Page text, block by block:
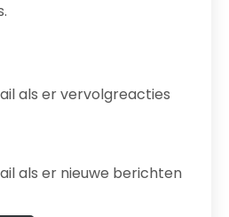
als er vervolgreacties
als er nieuwe berichten